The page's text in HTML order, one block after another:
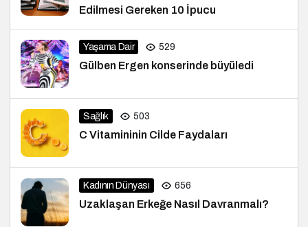
Edilmesi Gereken 10 İpucu
Yaşama Dair 529
Gülben Ergen konserinde büyüledi
Sağlık 503
C Vitamininin Cilde Faydaları
Kadının Dünyası 656
Uzaklaşan Erkeğe Nasıl Davranmalı?